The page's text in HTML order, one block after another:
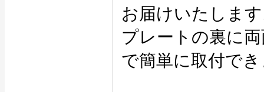
お届けいたしま
プレートの裏に
で簡単に取付で